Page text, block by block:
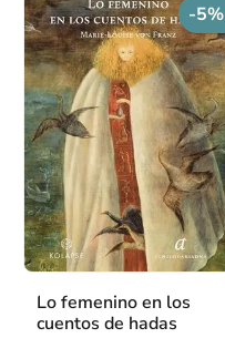
-5%
Lo femenino en los
cuentos de hadas